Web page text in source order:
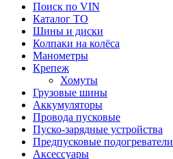
Поиск по VIN
Каталог ТО
Шины и диски
Колпаки на колёса
Манометры
Крепеж
Хомуты
Грузовые шины
Аккумуляторы
Провода пусковые
Пуско-зарядные устройства
Предпусковые подогреватели
Аксессуары